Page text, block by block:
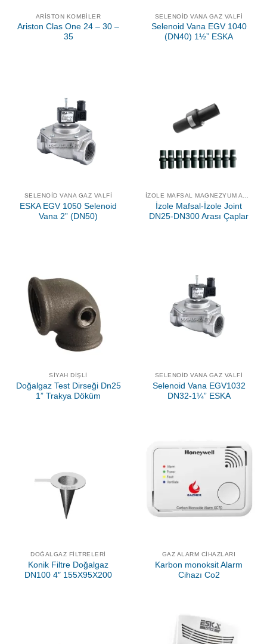
ARISTON KOMBILER
Ariston Clas One 24 – 30 –
35
SELENOID VANA GAZ VALFI
Selenoid Vana EGV 1040
(DN40) 1½” ESKA
SELENOID VANA GAZ VALFI
ESKA EGV 1050 Selenoid
Vana 2” (DN50)
İzole Mafsal-İzole Joint
DN25-DN300 Arası Çaplar
SIYAH DIŞLI
Doğalgaz Test Dirseği Dn25
1” Trakya Döküm
SELENOID VANA GAZ VALFI
Selenoid Vana EGV1032
DN32-1¼” ESKA
DOĞALGAZ FILTRELERI
Konik Filtre Doğalgaz
DN100 4″ 155X95X200
GAZ ALARM CIHAZLARI
Karbon monoksit Alarm
Cihazı Co2